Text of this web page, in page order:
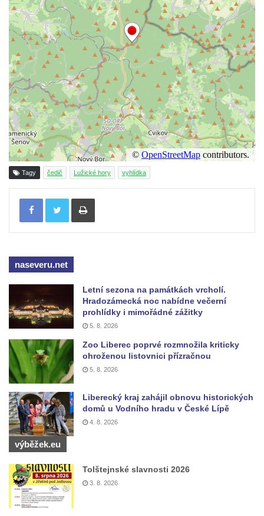
Lückendorfu
Vyhlídka Kočičí kameny východně od Lázní
Libverda
Skála Semmelstein v Jetřichovických
skalách
Obří hlava v Kyjovském údolí
Zaniklý pískovcový lom pod Jedlovou
Panenská skála v údolí Samoty u
Radvance
Skála Hrbolec (Piklštejn) u Rybniště
Skalní brána u Milštejna
Boreč
Jeskyně Wildbrethöhle
Kleiner Zschirnstein
Jeskyně na Slánské hoře ve Slaném
Čertovo kopyto u Jezdecké cesty nad
Tuhnicemi v Karlových Varech
Vyhlídka Muchomůrka na Hostibejku v
Kralupech nad Vltavou
Vyhlídkový altán na Hostibejku v Kralupech
nad Vltavou
Vyhlídka Na Zámečku nad Vysokou Lípou
Vyhlídka Švýcárna nad Drnovcem u
Cvikova
Socha rytíře u vyhlídky Libverdských
pramenů v Lázních Libverda
Tagy čedič Lužické hory vyhlídka
Tisknout
naseveru.net
Letní sezona na památkách vrcholí.
Hradozámecká noc nabídne večerní
prohlídky i mimořádné zážitky
5. 8. 2026
Zoo Liberec poprvé rozmnožila kriticky
ohroženou listovnici přízračnou
5. 8. 2026
Liberecký kraj zahájil obnovu historických
domů u Vodního hradu v České Lípě
4. 8. 2026
výběžek.eu
Tolštejnské slavnosti 2026
3. 8. 2026